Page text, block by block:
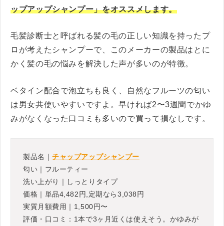
ップアップシャンプー」をオススメします。
毛髪診断士と呼ばれる髪の毛の正しい知識を持ったプ
ロが考えたシャンプーで、このメーカーの製品はとに
かく髪の毛の悩みを解決した声が多いのが特徴。
ベタイン配合で泡立ちも良く、自然なフルーツの匂い
は男女共使いやすいですよ。早ければ2〜3週間でかゆ
みがなくなった口コミも多いので買って損なしです。
製品名｜チャップアップシャンプー
匂い｜フルーティー
洗い上がり｜しっとりタイプ
価格｜単品4,482円,定期なら3,038円
実質月額費用｜1,500円〜
評価・口コミ：1本で3ヶ月近くは使えそう。かゆみが